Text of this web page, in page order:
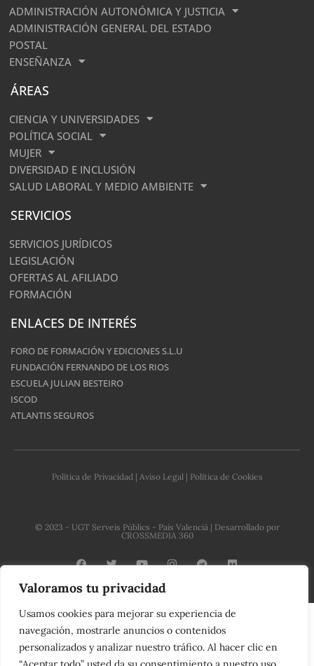
Valoramos tu privacidad
Usamos cookies para mejorar su experiencia de
navegación, mostrarle anuncios o contenidos
personalizados y analizar nuestro tráfico. Al hacer clic en
ADMINISTRACIÓN AUTONÓMICA Y JUSTICIA
ADMINISTRACIÓN GENERAL DEL ESTADO
POSTAL
ENSEÑANZA
ÁREAS
CIENCIA Y UNIVERSIDADES
POLÍTICA SOCIAL
MUJER
DIVERSIDAD E INCLUSIÓN
SALUD LABORAL Y MEDIO AMBIENTE
SERVICIOS
SERVICIOS JURÍDICOS
LEGISLACIÓN
OFERTAS AL AFILIADO
FORMACIÓN
ENLACES DE INTERÉS
FORO DE FORMACIÓN Y EDICIONES S.L.U
FUNDACIÓN FERNANDO DE LOS RIOS
ESCUELA JULIAN BESTEIRO
ISCOD
ATLANTIS SEGUROS
Política de Privacidad | Aviso Legal | Política de Cookies
© 2023 - UGT Serveis Públics - País Valencià | Desarrollado por
CROSSMEDIA 360